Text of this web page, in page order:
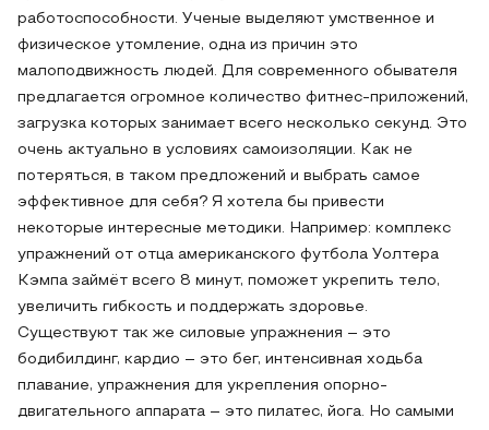
работоспособности. Ученые выделяют умственное и
физическое утомление, одна из причин это
малоподвижность людей. Для современного обывателя
предлагается огромное количество фитнес-приложений,
загрузка которых занимает всего несколько секунд. Это
очень актуально в условиях самоизоляции. Как не
потеряться, в таком предложений и выбрать самое
эффективное для себя? Я хотела бы привести
некоторые интересные методики. Например: комплекс
упражнений от отца американского футбола Уолтера
Кэмпа займёт всего 8 минут, поможет укрепить тело,
увеличить гибкость и поддержать здоровье.
Существуют так же силовые упражнения – это
бодибилдинг, кардио – это бег, интенсивная ходьба
плавание, упражнения для укрепления опорно-
двигательного аппарата – это пилатес, йога. Но самыми